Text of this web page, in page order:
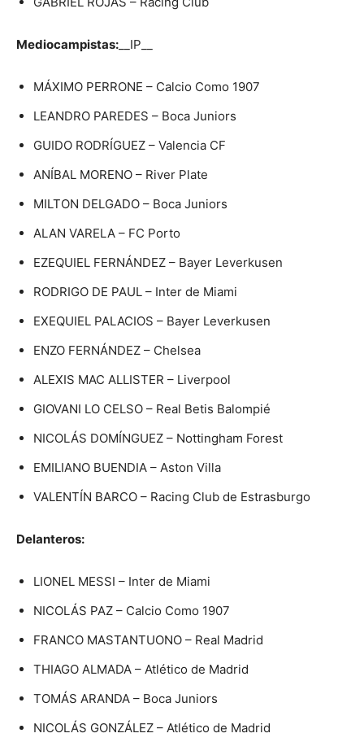
Mediocampistas: __IP__
MÁXIMO PERRONE – Calcio Como 1907
LEANDRO PAREDES – Boca Juniors
GUIDO RODRÍGUEZ – Valencia CF
ANÍBAL MORENO – River Plate
MILTON DELGADO – Boca Juniors
ALAN VARELA – FC Porto
EZEQUIEL FERNÁNDEZ – Bayer Leverkusen
RODRIGO DE PAUL – Inter de Miami
EXEQUIEL PALACIOS – Bayer Leverkusen
ENZO FERNÁNDEZ – Chelsea
ALEXIS MAC ALLISTER – Liverpool
GIOVANI LO CELSO – Real Betis Balompié
NICOLÁS DOMÍNGUEZ – Nottingham Forest
EMILIANO BUENDIA – Aston Villa
VALENTÍN BARCO – Racing Club de Estrasburgo
Delanteros:
LIONEL MESSI – Inter de Miami
NICOLÁS PAZ – Calcio Como 1907
FRANCO MASTANTUONO – Real Madrid
THIAGO ALMADA – Atlético de Madrid
TOMÁS ARANDA – Boca Juniors
NICOLÁS GONZÁLEZ – Atlético de Madrid